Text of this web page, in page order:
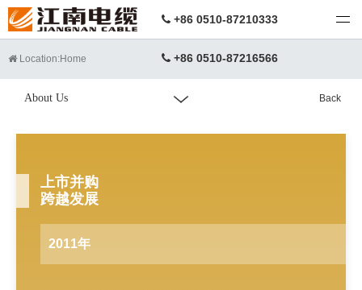
+86 0510-87210333
+86 0510-87216566
江南电缆
Location:Home
About Us Back
上市并购
跨越发展
2011年